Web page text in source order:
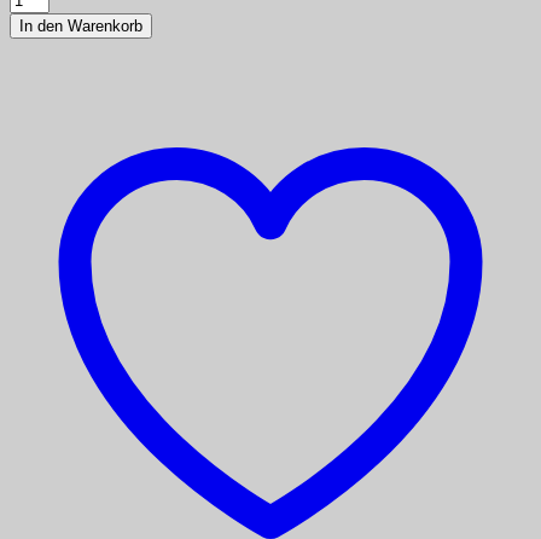
In den Warenkorb